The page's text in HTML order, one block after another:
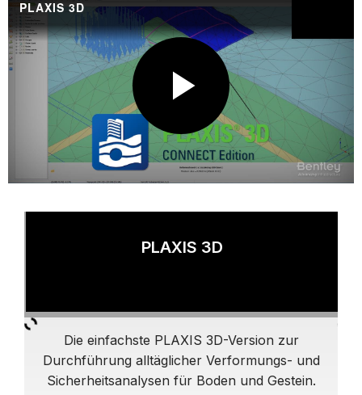
PLAXIS 3D
P
L
A
PLAXIS 3D
Die einfachste PLAXIS 3D-Version zur
Durchführung alltäglicher Verformungs- und
Sicherheitsanalysen für Boden und Gestein.